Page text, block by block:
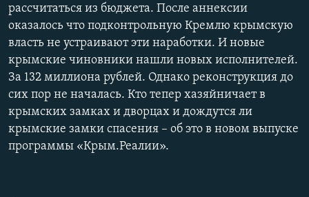
рассчитаться из бюджета. После аннексии
оказалось что подконтрольную Кремлю крымскую
власть не устраивают эти наработки. И новые
крымские чиновники нашли новых исполнителей.
За 132 миллиона рублей. Однако реконструкция до
сих пор не началась. Кто тепер хазяйничает в
крымских замках и дворцах и дождутся ли
крымские замки спасения – об это в новом выпуске
программы «Крым.Реалии».